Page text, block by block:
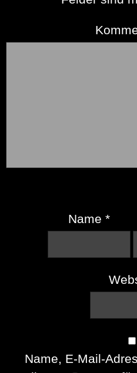
Name *
Name, E-Mail-